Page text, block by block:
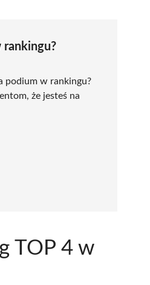
rankingu?
podium w rankingu?
że jesteś na
TOP 4 w